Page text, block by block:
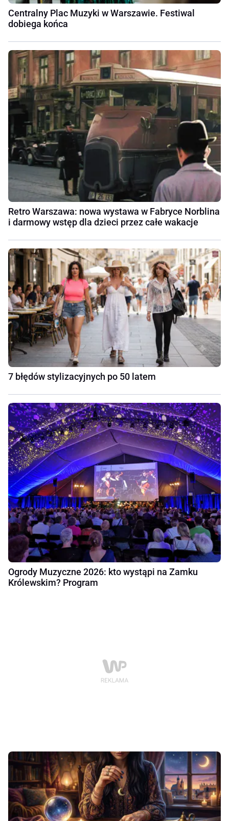
Centralny Plac Muzyki w Warszawie. Festiwal
dobiega końca
Retro Warszawa: nowa wystawa w Fabryce Norblina
i darmowy wstęp dla dzieci przez całe wakacje
7 błędów stylizacyjnych po 50 latem
Ogrody Muzyczne 2026: kto wystąpi na Zamku
Królewskim? Program